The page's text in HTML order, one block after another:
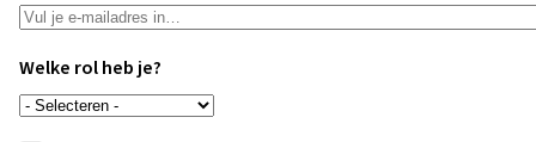
Welke rol heb je?